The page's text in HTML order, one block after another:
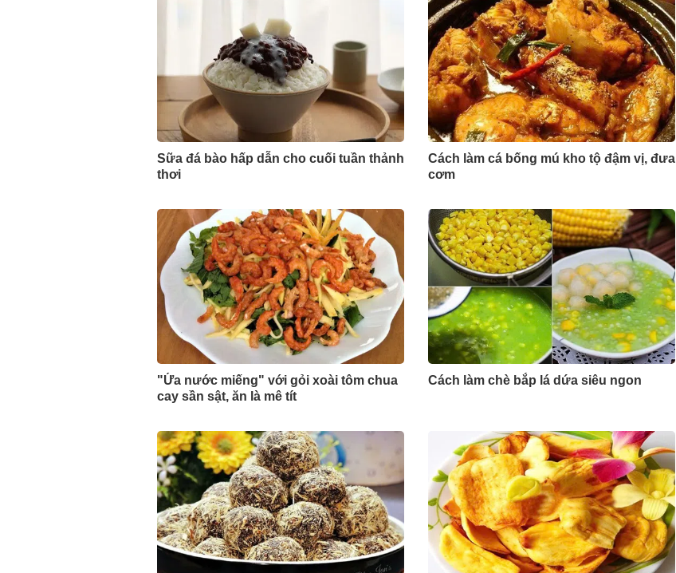
Sữa đá bào hấp dẫn cho cuối tuần thảnh
thơi
Cách làm cá bống mú kho tộ đậm vị, đưa
cơm
"Ứa nước miếng" với gỏi xoài tôm chua
cay sần sật, ăn là mê tít
Cách làm chè bắp lá dứa siêu ngon